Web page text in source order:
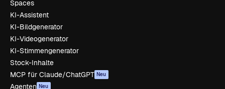
Spaces
KI-Assistent
KI-Bildgenerator
KI-Videogenerator
KI-Stimmengenerator
Stock-Inhalte
MCP für Claude/ChatGPT Neu
Agenten Neu